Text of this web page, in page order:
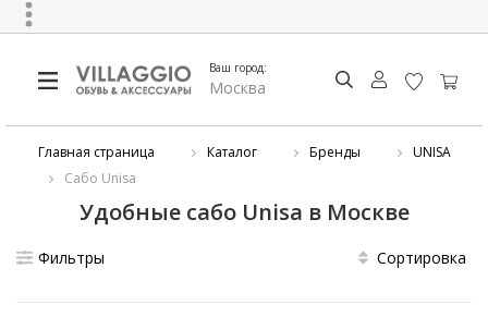
Ваш город:
Москва
Главная страница Каталог Бренды
UNISA
Сабо Unisa
Удобные сабо Unisa в Москве
Фильтры Сортировка